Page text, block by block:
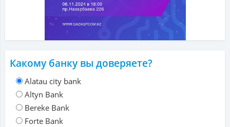
Какому банку вы доверяете?
Alatau city bank
Altyn Bank
Bereke Bank
Forte Bank